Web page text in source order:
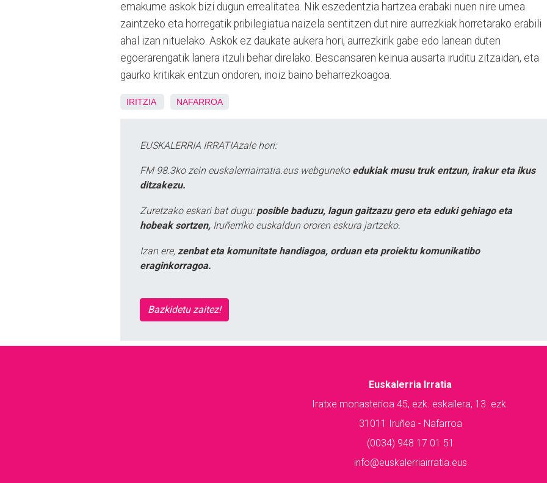
emakume askok bizi dugun errealitatea. Nik eszedentzia hartzea erabaki nuen nire umea
zaintzeko eta horregatik pribilegiatua naizela sentitzen dut nire aurrezkiak horretarako erabili
ahal izan nituelako. Askok ez daukate aukera hori, aurrezkirik gabe edo lanean duten
egoerarengatik lanera itzuli behar direlako. Bescansaren keinua ausarta iruditu zitzaidan, eta
gaurko kritikak entzun ondoren, inoiz baino beharrezkoagoa.
IRITZIA NAFARROA
EUSKALERRIA IRRATIAzale hori:
FM 98.3ko zein euskalerriairratia.eus webguneko edukiak musu truk entzun, irakur eta ikus
ditzakezu.
Zuretzako eskari bat dugu: posible baduzu, lagun gaitzazu gero eta eduki gehiago eta
hobeak sortzen, Iruñerriko euskaldun ororen eskura jartzeko.
Izan ere, zenbat eta komunitate handiagoa, orduan eta proiektu komunikatibo
eraginkorragoa.
Bazkidetu zaitez!
Euskalerria Irratia
Iratxe monasterioa 45, ezk. eskailera, 13. ezk.
31011 Iruñea - Nafarroa
(0034) 948 17 01 51
info@euskalerriairratia.eus